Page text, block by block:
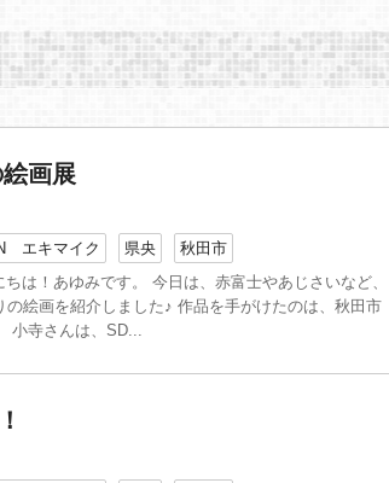
絵画展
エキマイク
県央
秋田市
ちは！あゆみです。 今日は、赤富士やあじさいなど、
の絵画を紹介しました♪ 作品を手がけたのは、秋田市
小寺さんは、SD...